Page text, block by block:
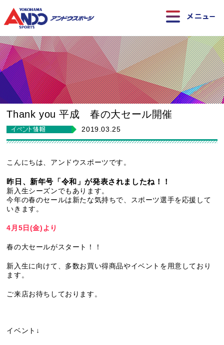
Thank you 平成 春の大セール開催
2019.03.25
こんにちは、アンドウスポーツです。
昨日、新年号「令和」が発表されましたね！！
新入生シーズンでもあります。
今年の春のセールは新たな気持ちで、スポーツ選手を応援して
いきます。
4月5日(金)より
春の大セールがスタート！！
新入生に向けて、多数お買い得商品やイベントを用意しており
ます。
ご来店お待ちしております。
イベント↓